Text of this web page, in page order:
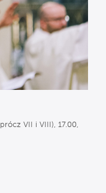
VII i VIII), 17.00,